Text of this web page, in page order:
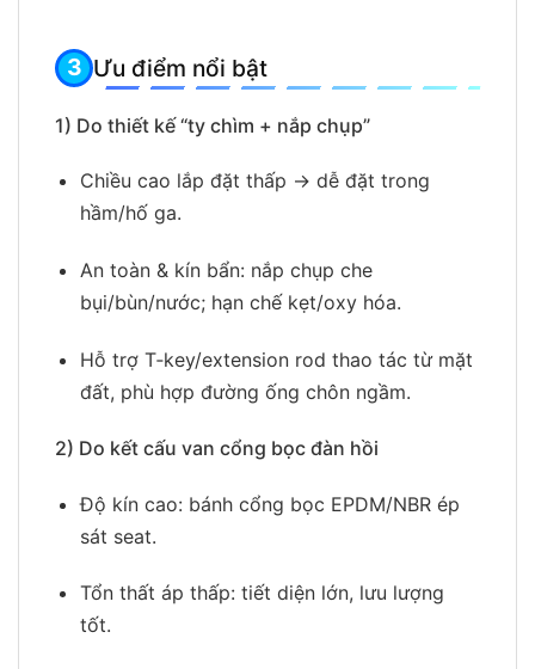
Ưu điểm nổi bật
1) Do thiết kế “ty chìm + nắp chụp”
Chiều cao lắp đặt thấp → dễ đặt trong
hầm/hố ga.
An toàn & kín bẩn: nắp chụp che
bụi/bùn/nước; hạn chế kẹt/oxy hóa.
Hỗ trợ T‑key/extension rod thao tác từ mặt
đất, phù hợp đường ống chôn ngầm.
2) Do kết cấu van cổng bọc đàn hồi
Độ kín cao: bánh cổng bọc EPDM/NBR ép
sát seat.
Tổn thất áp thấp: tiết diện lớn, lưu lượng
tốt.